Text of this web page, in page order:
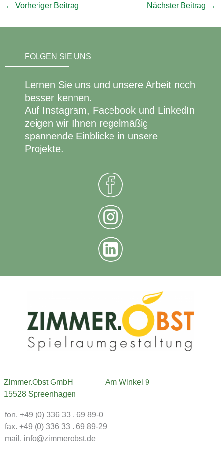
← Vorheriger Beitrag Nächster Beitrag →
FOLGEN SIE UNS
Lernen Sie uns und unsere Arbeit noch
besser kennen.
Auf Instagram, Facebook und LinkedIn
zeigen wir Ihnen regelmäßig
spannende Einblicke in unsere
Projekte.
Zimmer.Obst GmbH
Am Winkel 9
15528 Spreenhagen
fon. +49 (0) 336 33 . 69 89-0
fax. +49 (0) 336 33 . 69 89-29
mail. info@zimmerobst.de